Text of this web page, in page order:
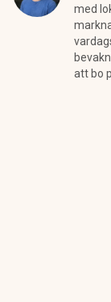
med
att bo